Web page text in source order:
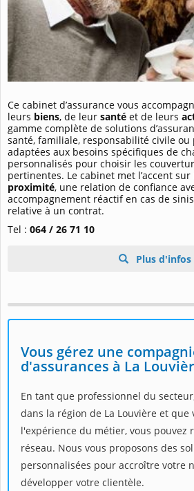
Ce cabinet d’assurance vous
leurs biens, de leur santé et de leurs
gamme complète de solutions
santé, familiale, responsabilité civile ou
adaptées aux besoins spécifiques de
personnalisés pour choisir les
pertinentes. Le cabinet met l’accent sur
proximité, une relation de confiance
accompagnement réactif en cas de
relative à un contrat.
Tel : 064 / 26 71 10
Plus d'infos
Vous gérez une
d'assurances à La
En tant que professionnel du
dans la région de La Louvière et que
l'expérience du métier, vous pouvez
réseau. Nous vous proposons des
personnalisées pour accroître votre
développer votre clientèle.